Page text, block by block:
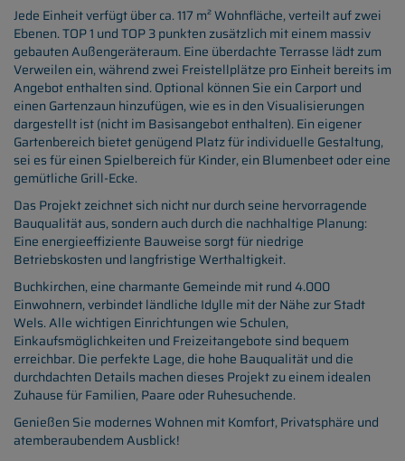
Jede Einheit verfügt über ca. 117 m² Wohnfläche, verteilt auf zwei
Ebenen. TOP 1 und TOP 3 punkten zusätzlich mit einem massiv
gebauten Außengeräteraum. Eine überdachte Terrasse lädt zum
Verweilen ein, während zwei Freistellplätze pro Einheit bereits im
Angebot enthalten sind. Optional können Sie ein Carport und
einen Gartenzaun hinzufügen, wie es in den Visualisierungen
dargestellt ist (nicht im Basisangebot enthalten). Ein eigener
Gartenbereich bietet genügend Platz für individuelle Gestaltung,
sei es für einen Spielbereich für Kinder, ein Blumenbeet oder eine
gemütliche Grill-Ecke.
Das Projekt zeichnet sich nicht nur durch seine hervorragende
Bauqualität aus, sondern auch durch die nachhaltige Planung:
Eine energieeffiziente Bauweise sorgt für niedrige
Betriebskosten und langfristige Werthaltigkeit.
Buchkirchen, eine charmante Gemeinde mit rund 4.000
Einwohnern, verbindet ländliche Idylle mit der Nähe zur Stadt
Wels. Alle wichtigen Einrichtungen wie Schulen,
Einkaufsmöglichkeiten und Freizeitangebote sind bequem
erreichbar. Die perfekte Lage, die hohe Bauqualität und die
durchdachten Details machen dieses Projekt zu einem idealen
Zuhause für Familien, Paare oder Ruhesuchende.
Genießen Sie modernes Wohnen mit Komfort, Privatsphäre und
atemberaubendem Ausblick!